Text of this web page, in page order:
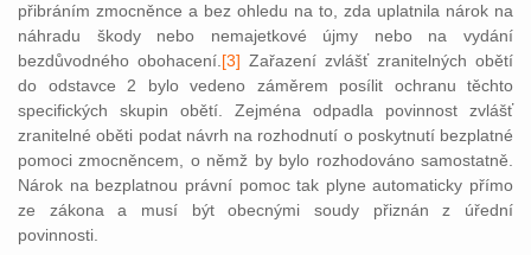
přibráním zmocněnce a bez ohledu na to, zda uplatnila nárok na
náhradu škody nebo nemajetkové újmy nebo na vydání
bezdůvodného obohacení. [3] Zařazení zvlášť zranitelných obětí
do odstavce 2 bylo vedeno záměrem posílit ochranu těchto
specifických skupin obětí. Zejména odpadla povinnost zvlášť
zranitelné oběti podat návrh na rozhodnutí o poskytnutí bezplatné
pomoci zmocněncem, o němž by bylo rozhodováno samostatně.
Nárok na bezplatnou právní pomoc tak plyne automaticky přímo
ze zákona a musí být obecnými soudy přiznán z úřední
povinnosti.